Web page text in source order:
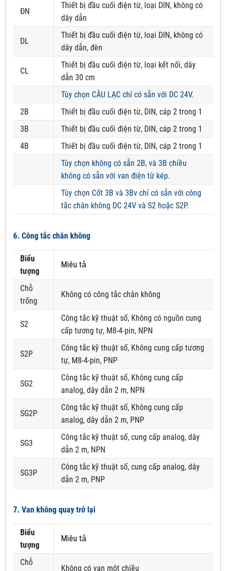
ĐN
Thiết bị đầu cuối điện từ, loại DIN, không có
dây dẫn
DL
Thiết bị đầu cuối điện từ, loại DIN, không có
dây dẫn, đèn
CL
Thiết bị đầu cuối điện từ, loại kết nối, dây
dẫn 30 cm
Tùy chọn CÂU LẠC chỉ có sẵn với DC 24V.
2B
Thiết bị đầu cuối điện từ, DIN, cáp 2 trong 1
3B
Thiết bị đầu cuối điện từ, DIN, cáp 2 trong 1
4B
Thiết bị đầu cuối điện từ, DIN, cáp 2 trong 1
Tùy chọn không có sẵn 2B, và 3B chiều
không có sẵn với van điện từ kép.
Tùy chọn Cốt 3B và 3Bv chỉ có sẵn với công
tắc chân không DC 24V và S2 hoặc S2P.
6. Công tắc chân không
Biểu
tượng
Miêu tả
Chỗ
trống
Không có công tắc chân không
S2
Công tắc kỹ thuật số, Không có nguồn cung
cấp tương tự, M8-4-pin, NPN
S2P
Công tắc kỹ thuật số, Không cung cấp tương
tự, M8-4-pin, PNP
SG2
Công tắc kỹ thuật số, Không cung cấp
analog, dây dẫn 2 m, NPN
SG2P
Công tắc kỹ thuật số, Không cung cấp
analog, dây dẫn 2 m, PNP
SG3
Công tắc kỹ thuật số, cung cấp analog, dây
dẫn 2 m, NPN
SG3P
Công tắc kỹ thuật số, cung cấp analog, dây
dẫn 2 m, PNP
7. Van không quay trở lại
Biểu
tượng
Miêu tả
Chỗ
Không có van một chiều